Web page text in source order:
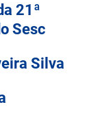
21ª
Sesc
Silva